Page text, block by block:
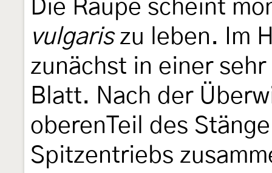
Die Raupe scheint
vulgariszu leben. Im
zunächst in einer
Blatt. Nach der
oberenTeil des
Spitzentriebs